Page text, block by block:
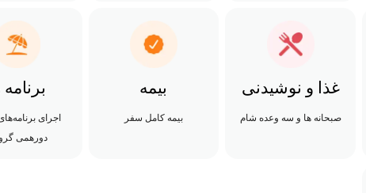
غذا و نوشیدنی
صبحانه ها و سه وعده شام
بیمه
بیمه کامل سفر
برنامه
اجرای
دورهمی